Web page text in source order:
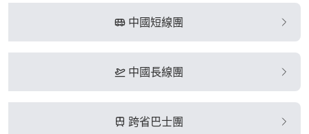
中國短線團
中國長線團
跨省巴士團